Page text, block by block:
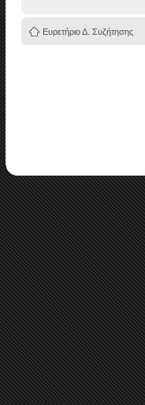
Ευρετήριο Δ. Συζήτησης